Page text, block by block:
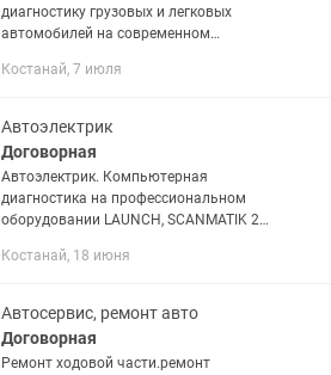
диагностику грузовых и легковых
автомобилей на современном
maxisys 906, Thinktool master 2,
Костанай, 7 июля
Автоэлектрик
Договорная
Автоэлектрик. Компьютерная
диагностика на профессиональном
оборудовании LAUNCH, SCANMATIK 2
по VAG группам VAG-COM. Диагностика
Костанай, 18 июня
Автосервис, ремонт авто
Договорная
Ремонт ходовой части.ремонт